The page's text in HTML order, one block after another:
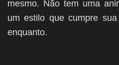
mesmo. Não tem uma
um estilo que cumpre
enquanto.